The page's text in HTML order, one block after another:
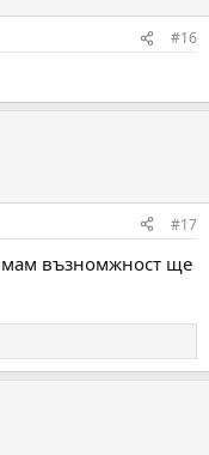
#16
#17
възномжност ще